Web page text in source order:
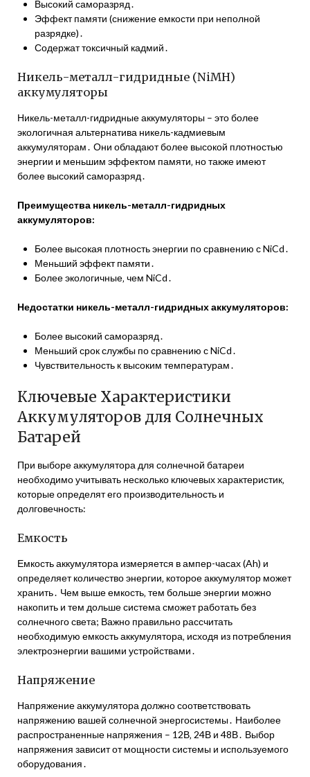
Высокий саморазряд․
Эффект памяти (снижение емкости при неполной
разрядке)․
Содержат токсичный кадмий․
Никель-металл-гидридные (NiMH)
аккумуляторы
Никель-металл-гидридные аккумуляторы – это более
экологичная альтернатива никель-кадмиевым
аккумуляторам․ Они обладают более высокой плотностью
энергии и меньшим эффектом памяти‚ но также имеют
более высокий саморазряд․
Преимущества никель-металл-гидридных
аккумуляторов:
Более высокая плотность энергии по сравнению с NiCd․
Меньший эффект памяти․
Более экологичные‚ чем NiCd․
Недостатки никель-металл-гидридных аккумуляторов:
Более высокий саморазряд․
Меньший срок службы по сравнению с NiCd․
Чувствительность к высоким температурам․
Ключевые Характеристики
Аккумуляторов для Солнечных
Батарей
При выборе аккумулятора для солнечной батареи
необходимо учитывать несколько ключевых характеристик‚
которые определят его производительность и
долговечность:
Емкость
Емкость аккумулятора измеряется в ампер-часах (Ah) и
определяет количество энергии‚ которое аккумулятор может
хранить․ Чем выше емкость‚ тем больше энергии можно
накопить и тем дольше система сможет работать без
солнечного света; Важно правильно рассчитать
необходимую емкость аккумулятора‚ исходя из потребления
электроэнергии вашими устройствами․
Напряжение
Напряжение аккумулятора должно соответствовать
напряжению вашей солнечной энергосистемы․ Наиболее
распространенные напряжения – 12В‚ 24В и 48В․ Выбор
напряжения зависит от мощности системы и используемого
оборудования․